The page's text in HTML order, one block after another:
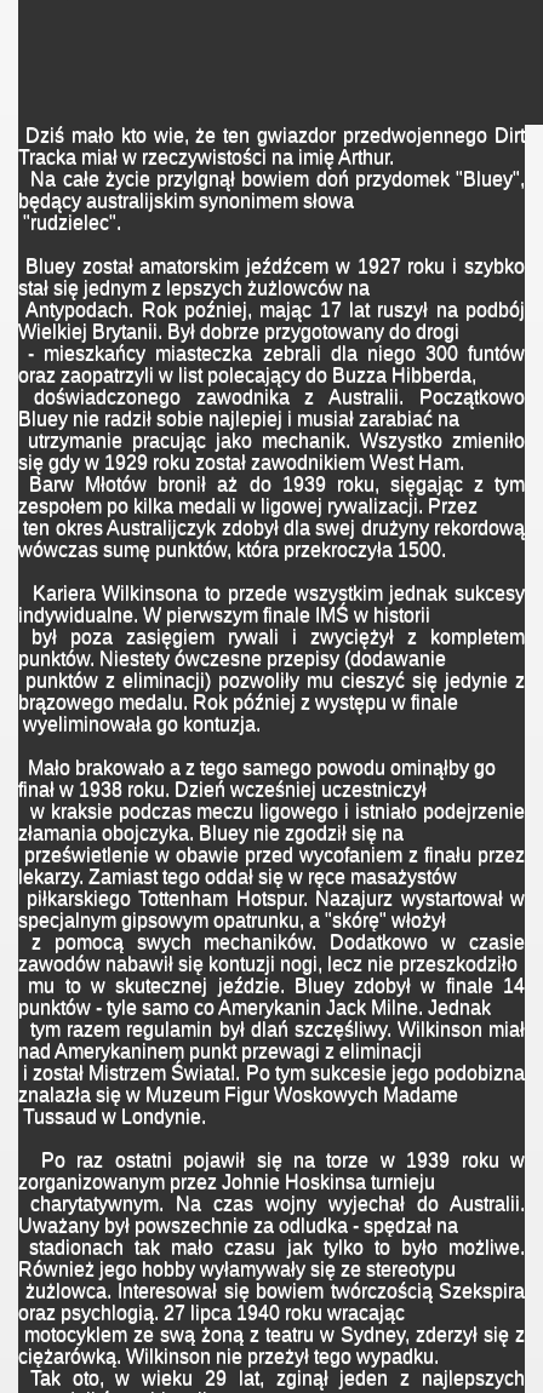
Dziś mało kto wie, że ten gwiazdor przedwojennego Dirt
Tracka miał w rzeczywistości na imię Arthur.
Na całe życie przylgnął bowiem doń przydomek "Bluey",
będący australijskim synonimem słowa
"rudzielec".
Bluey został amatorskim jeźdźcem w 1927 roku i szybko
stał się jednym z lepszych żużlowców na
Antypodach. Rok poźniej, mając 17 lat ruszył na podbój
Wielkiej Brytanii. Był dobrze przygotowany do drogi
- mieszkańcy miasteczka zebrali dla niego 300 funtów
oraz zaopatrzyli w list polecający do Buzza Hibberda,
doświadczonego zawodnika z Australii. Początkowo
Bluey nie radził sobie najlepiej i musiał zarabiać na
utrzymanie pracując jako mechanik. Wszystko zmieniło
się gdy w 1929 roku został zawodnikiem West Ham.
Barw Młotów bronił aż do 1939 roku, sięgając z tym
zespołem po kilka medali w ligowej rywalizacji. Przez
ten okres Australijczyk zdobył dla swej drużyny rekordową
wówczas sumę punktów, która przekroczyła 1500.
Kariera Wilkinsona to przede wszystkim jednak sukcesy
indywidualne. W pierwszym finale IMŚ w historii
był poza zasięgiem rywali i zwyciężył z kompletem
punktów. Niestety ówczesne przepisy (dodawanie
punktów z eliminacji) pozwoliły mu cieszyć się jedynie z
brązowego medalu. Rok później z występu w finale
wyeliminowała go kontuzja.
Mało brakowało a z tego samego powodu ominąłby go
finał w 1938 roku. Dzień wcześniej uczestniczył
w kraksie podczas meczu ligowego i istniało podejrzenie
złamania obojczyka. Bluey nie zgodził się na
prześwietlenie w obawie przed wycofaniem z finału przez
lekarzy. Zamiast tego oddał się w ręce masażystów
piłkarskiego Tottenham Hotspur. Nazajurz wystartował w
specjalnym gipsowym opatrunku, a "skórę" włożył
z pomocą swych mechaników. Dodatkowo w czasie
zawodów nabawił się kontuzji nogi, lecz nie przeszkodziło
mu to w skutecznej jeździe. Bluey zdobył w finale 14
punktów - tyle samo co Amerykanin Jack Milne. Jednak
tym razem regulamin był dlań szczęśliwy. Wilkinson miał
nad Amerykaninem punkt przewagi z eliminacji
i został Mistrzem Świata!. Po tym sukcesie jego podobizna
znalazła się w Muzeum Figur Woskowych Madame
Tussaud w Londynie.
Po raz ostatni pojawił się na torze w 1939 roku w
zorganizowanym przez Johnie Hoskinsa turnieju
charytatywnym. Na czas wojny wyjechał do Australii.
Uważany był powszechnie za odludka - spędzał na
stadionach tak małoczasu jak tylko to było możliwe.
Również jego hobby wyłamywały się ze stereotypu
żużlowca. Interesował się bowiem twórczością Szekspira
oraz psychlogią. 27 lipca 1940 roku wracając
motocyklem ze swą żoną z teatru w Sydney, zderzył się z
ciężarówką. Wilkinson nie przeżył tego wypadku.
Tak oto, w wieku 29 lat, zginął jeden z najlepszych